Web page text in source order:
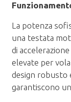
La potenza
una testata
di
elevate per
design robusto
garantiscono